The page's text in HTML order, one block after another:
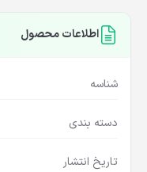
اطلاعات محصول
شناسه
دسته بندی
تاریخ انتشار